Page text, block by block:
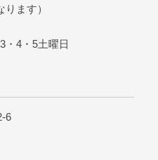
ます）
・4・5土曜日
6